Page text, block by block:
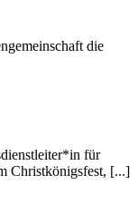
die
für
Christkönigsfest, [...]